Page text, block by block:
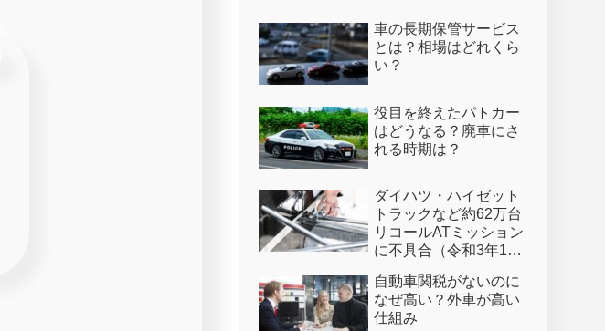
車の長期保管サービス
とは？相場はどれくら
い？
役目を終えたパトカー
はどうなる？廃車にさ
れる時期は？
ダイハツ・ハイゼット
トラックなど約62万台
リコールATミッション
に不具合（令和3年1月
自動車関税がないのに
なぜ高い？外車が高い
仕組み